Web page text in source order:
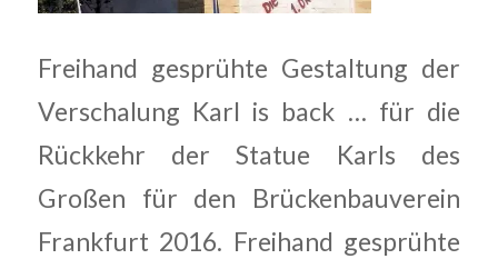
Freihand gesprühte Gestaltung der
Verschalung Karl is back … für die
Rückkehr der Statue Karls des
Großen für den Brückenbauverein
Frankfurt 2016. Freihand gesprühte